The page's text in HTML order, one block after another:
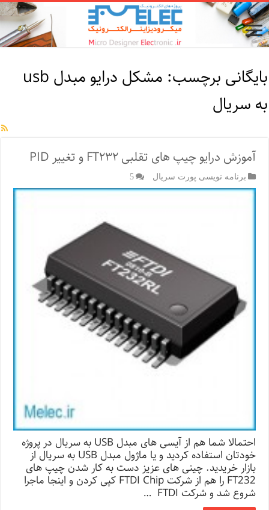
بایگانی برچسب:
مشکل درایو مبدل usb
به سریال
آموزش درایو چیپ های تقلبی FT۲۳۲ و تغییر PID
برنامه نویسی پورت سریال 5
احتمالا شما هم از آیسی های مبدل USB به سریال در پروژه
خودتان استفاده کردید و یا ماژول مبدل USB به سریال از
بازار خریدید. چینی های عزیز دست به کار شدن چیپ های
FT232 را هم از شرکت FTDI Chip کپی کردن و اینجا ماجرا
شروع شد و شرکت FTDI …